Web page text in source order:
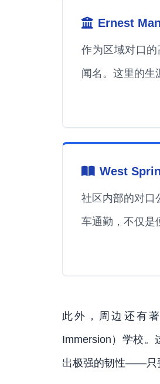
Ernest
作为区域对口
闻名。这里的生
West
社区内部的对口
车通勤，不仅是
此外，周边还有
Immersion）学校。
出极强的韧性——只